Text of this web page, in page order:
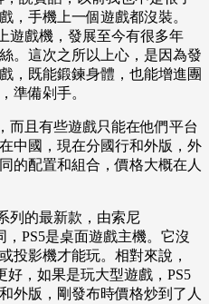
，手機上一個遊戲都沒裝。
遊戲機，發展至今有很多年
。這次之所以上心，是因為發
，既能鍛鍊身體，也能增進團
準備剁手。
而且有些遊戲只能在他們平台
中國，現在分國行和外版，外
的配置和組合，價格大概在人
列的最新款，由索尼
，PS5是桌面遊戲主機。它沒
投影機才能玩。相對來說，
好，如果是玩大型遊戲，PS5
外版，剛發布時價格炒到了人